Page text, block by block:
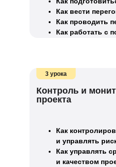
Как вести
Как проводить
Как работать с
3 урока
Контроль и
проекта
Как
и управлять
Как управлять
и качеством